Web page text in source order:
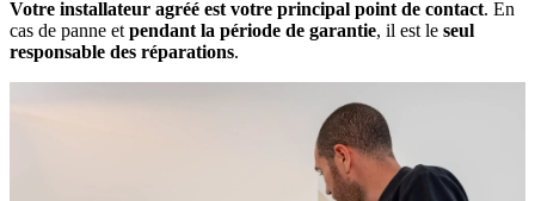
Votre installateur agréé est votre principal point de contact. En
cas de panne et pendant la période de garantie, il est le seul
responsable des réparations.